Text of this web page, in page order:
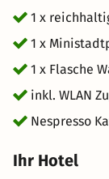
1 x
1 x
1 x Flasche
inkl. WLAN
Nespresso
Ihr Hotel